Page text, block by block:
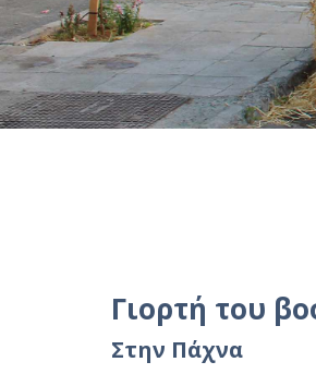
Γιορτή του
Στην Πάχνα